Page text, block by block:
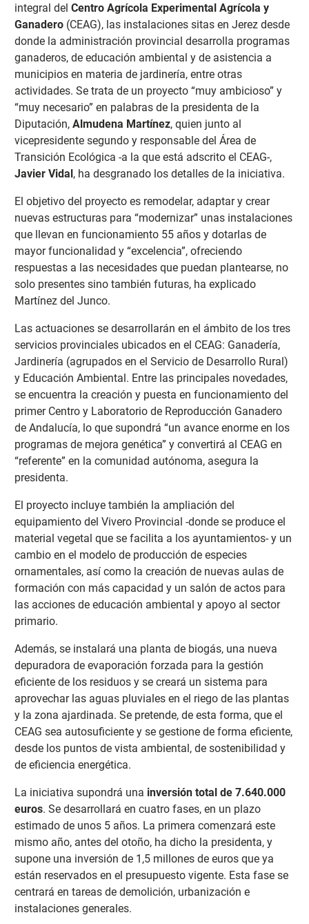
integral del Centro Agrícola Experimental Agrícola y
Ganadero(CEAG), las instalaciones sitas en Jerez desde
donde la administración provincial desarrolla programas
ganaderos, de educación ambiental y de asistencia a
municipios en materia de jardinería, entre otras
actividades. Se trata de un proyecto “muy ambicioso” y
“muy necesario” en palabras de la presidenta de la
Diputación, Almudena Martínez, quien junto al
vicepresidente segundo y responsable del Área de
Transición Ecológica -a la que está adscrito el CEAG-,
Javier Vidal, ha desgranado los detalles de la iniciativa.
El objetivo del proyecto es remodelar, adaptar y crear
nuevas estructuras para “modernizar” unas instalaciones
que llevan en funcionamiento 55 años y dotarlas de
mayor funcionalidad y “excelencia”, ofreciendo
respuestas a las necesidades que puedan plantearse, no
solo presentes sino también futuras, ha explicado
Martínez del Junco.
Las actuaciones se desarrollarán en el ámbito de los tres
servicios provinciales ubicados en el CEAG: Ganadería,
Jardinería (agrupados en el Servicio de Desarrollo Rural)
y Educación Ambiental. Entre las principales novedades,
se encuentra la creación y puesta en funcionamiento del
primer Centro y Laboratorio de Reproducción Ganadero
de Andalucía, lo que supondrá “un avance enorme en los
programas de mejora genética” y convertirá al CEAG en
“referente” en la comunidad autónoma, asegura la
presidenta.
El proyecto incluye también la ampliación del
equipamiento del Vivero Provincial -donde se produce el
material vegetal que se facilita a los ayuntamientos- y un
cambio en el modelo de producción de especies
ornamentales, así como la creación de nuevas aulas de
formación con más capacidad y un salón de actos para
las acciones de educación ambiental y apoyo al sector
primario.
Además, se instalará una planta de biogás, una nueva
depuradora de evaporación forzada para la gestión
eficiente de los residuos y se creará un sistema para
aprovechar las aguas pluviales en el riego de las plantas
y la zona ajardinada. Se pretende, de esta forma, que el
CEAG sea autosuficiente y se gestione de forma eficiente,
desde los puntos de vista ambiental, de sostenibilidad y
de eficiencia energética.
La iniciativa supondrá una inversión total de 7.640.000
euros. Se desarrollará en cuatro fases, en un plazo
estimado de unos 5 años. La primera comenzará este
mismo año, antes del otoño, ha dicho la presidenta, y
supone una inversión de 1,5 millones de euros que ya
están reservados en el presupuesto vigente. Esta fase se
centrará en tareas de demolición, urbanización e
instalaciones generales.